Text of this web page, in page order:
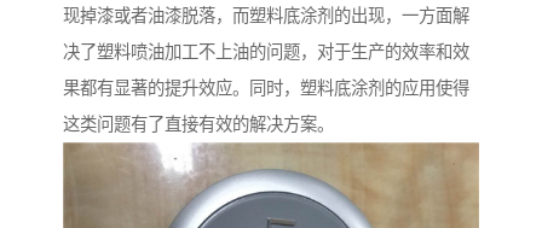
现掉漆或者油漆脱落，而塑料底涂剂的出现，一方面解
决了塑料喷油加工不上油的问题，对于生产的效率和效
果都有显著的提升效应。同时，塑料底涂剂的应用使得
这类问题有了直接有效的解决方案。